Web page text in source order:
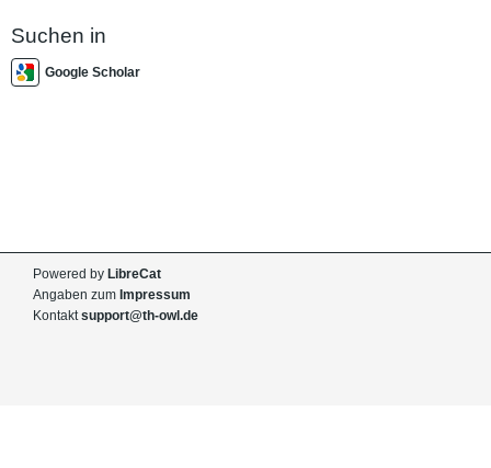
Suchen in
Google Scholar
Powered by LibreCat
Angaben zum Impressum
Kontaktsupport@th-owl.de